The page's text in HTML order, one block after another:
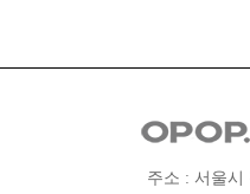
주소 : 서울시